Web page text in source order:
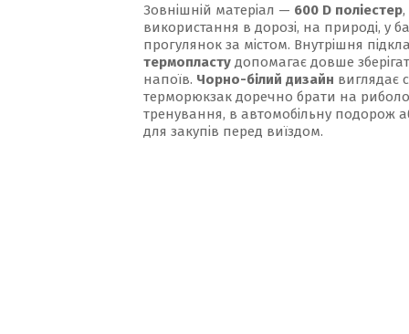
Зовнішній матеріал — 600 D поліестер,
використання в дорозі, на природі, у
прогулянок за містом. Внутрішня
термопласту допомагає довше
напоїв. Чорно-білий дизайн виглядає
терморюкзак доречно брати на
тренування, в автомобільну подорож
для закупів перед виїздом.